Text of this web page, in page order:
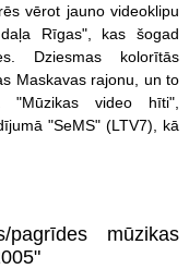
vērot jauno videoklipu
Rīgas", kas šogad
Dziesmas kolorītās
Maskavas rajonu, un to
video hīti",
"SeMS" (LTV7), kā
pagrīdes mūzikas